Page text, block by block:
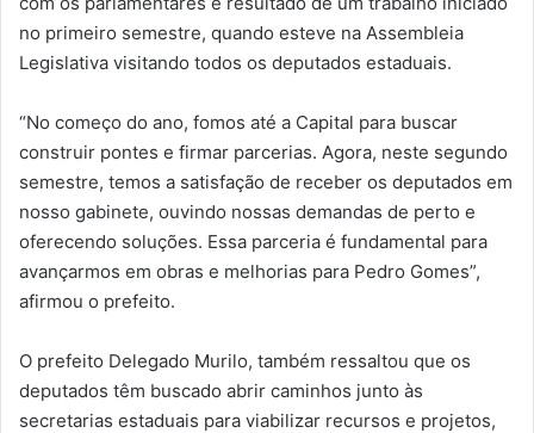
no primeiro semestre, quando esteve na Assembleia
Legislativa visitando todos os deputados estaduais.
“No começo do ano, fomos até a Capital para buscar
construir pontes e firmar parcerias. Agora, neste segundo
semestre, temos a satisfação de receber os deputados em
nosso gabinete, ouvindo nossas demandas de perto e
oferecendo soluções. Essa parceria é fundamental para
avançarmos em obras e melhorias para Pedro Gomes”,
afirmou o prefeito.
O prefeito Delegado Murilo, também ressaltou que os
deputados têm buscado abrir caminhos junto às
secretarias estaduais para viabilizar recursos e projetos,